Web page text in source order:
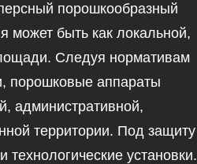
порошкообразный
может быть как локальной,
Следуя нормативам
порошковые аппараты
административной,
территории. Под защиту
технологические установки.